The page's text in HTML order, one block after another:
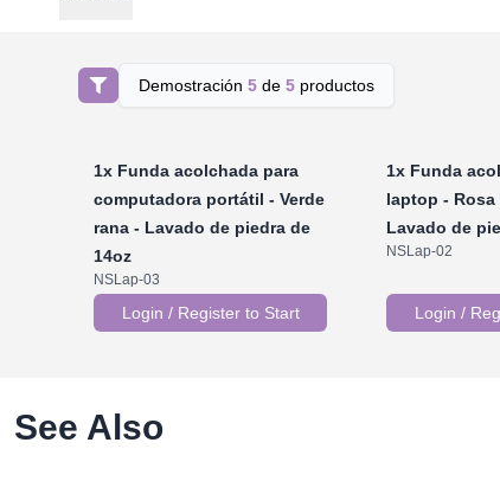
Demostración 5de 5productos
1x Funda acolchada para
computadora portátil - Verde
rana - Lavado de piedra de
14oz
NSLap-03
Login / Register to Start
1x Funda
laptop -
Lavado de
NSLap-02
Login /
See Also